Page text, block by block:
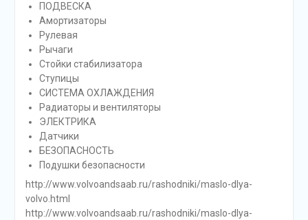
ПОДВЕСКА
Амортизаторы
Рулевая
Рычаги
Стойки стабилизатора
Ступицы
СИСТЕМА ОХЛАЖДЕНИЯ
Радиаторы и вентиляторы
ЭЛЕКТРИКА
Датчики
БЕЗОПАСНОСТЬ
Подушки безопасности
http://www.volvoandsaab.ru/rashodniki/maslo-dlya-
volvo.html
http://www.volvoandsaab.ru/rashodniki/maslo-dlya-